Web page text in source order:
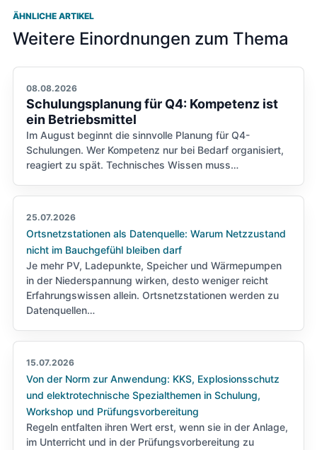
ÄHNLICHE ARTIKEL
Weitere Einordnungen zum Thema
08.08.2026
Schulungsplanung für Q4: Kompetenz ist
ein Betriebsmittel
Im August beginnt die sinnvolle Planung für Q4-
Schulungen. Wer Kompetenz nur bei Bedarf organisiert,
reagiert zu spät. Technisches Wissen muss…
25.07.2026
Ortsnetzstationen als Datenquelle: Warum Netzzustand
nicht im Bauchgefühl bleiben darf
Je mehr PV, Ladepunkte, Speicher und Wärmepumpen
in der Niederspannung wirken, desto weniger reicht
Erfahrungswissen allein. Ortsnetzstationen werden zu
Datenquellen…
15.07.2026
Von der Norm zur Anwendung: KKS, Explosionsschutz
und elektrotechnische Spezialthemen in Schulung,
Workshop und Prüfungsvorbereitung
Regeln entfalten ihren Wert erst, wenn sie in der Anlage,
im Unterricht und in der Prüfungsvorbereitung zu